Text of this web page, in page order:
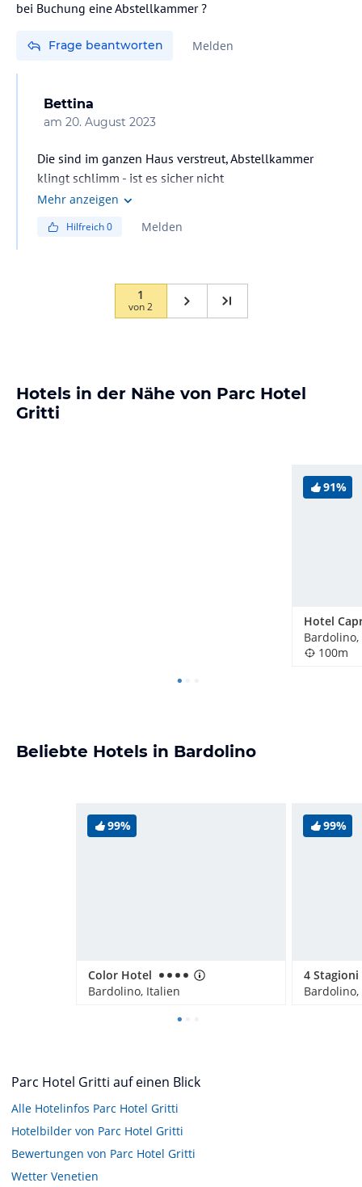
bei Buchung eine Abstellkammer ?
Frage beantworten Melden
Bettina
am 20. August 2023
Die sind im ganzen Haus verstreut, Abstellkammer
klingt schlimm - ist es sicher nicht
Mehr anzeigen
Hilfreich0 Melden
1
von2
Hotels in der Nähe von Parc Hotel
Gritti
91%
Hotel
100m
Beliebte Hotels in Bardolino
99%
Color Hotel
Bardolino, Italien
99%
Parc Hotel Gritti auf einen Blick
Alle Hotelinfos Parc Hotel Gritti
Hotelbilder von Parc Hotel Gritti
Bewertungen von Parc Hotel Gritti
Wetter Venetien